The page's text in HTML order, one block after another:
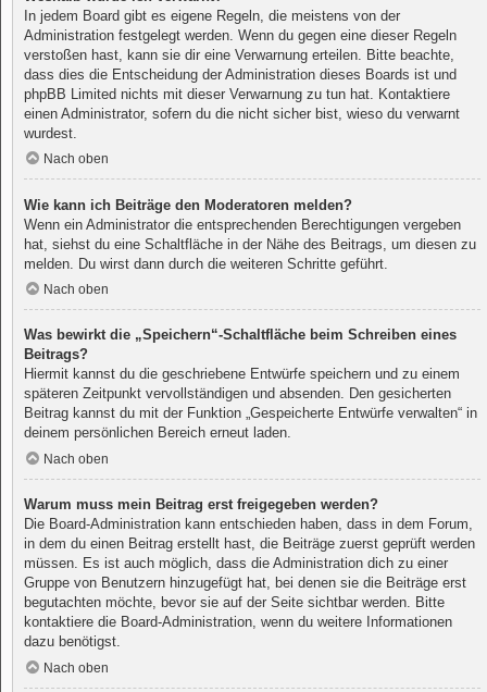
In jedem Board gibt es eigene Regeln, die meistens von der
Administration festgelegt werden. Wenn du gegen eine dieser Regeln
verstoßen hast, kann sie dir eine Verwarnung erteilen. Bitte beachte,
dass dies die Entscheidung der Administration dieses Boards ist und
phpBB Limited nichts mit dieser Verwarnung zu tun hat. Kontaktiere
einen Administrator, sofern du die nicht sicher bist, wieso du verwarnt
wurdest.
Nach oben
Wie kann ich Beiträge den Moderatoren melden?
Wenn ein Administrator die entsprechenden Berechtigungen vergeben
hat, siehst du eine Schaltfläche in der Nähe des Beitrags, um diesen zu
melden. Du wirst dann durch die weiteren Schritte geführt.
Nach oben
Was bewirkt die „Speichern“-Schaltfläche beim Schreiben eines
Beitrags?
Hiermit kannst du die geschriebene Entwürfe speichern und zu einem
späteren Zeitpunkt vervollständigen und absenden. Den gesicherten
Beitrag kannst du mit der Funktion „Gespeicherte Entwürfe verwalten“ in
deinem persönlichen Bereich erneut laden.
Nach oben
Warum muss mein Beitrag erst freigegeben werden?
Die Board-Administration kann entschieden haben, dass in dem Forum,
in dem du einen Beitrag erstellt hast, die Beiträge zuerst geprüft werden
müssen. Es ist auch möglich, dass die Administration dich zu einer
Gruppe von Benutzern hinzugefügt hat, bei denen sie die Beiträge erst
begutachten möchte, bevor sie auf der Seite sichtbar werden. Bitte
kontaktiere die Board-Administration, wenn du weitere Informationen
dazu benötigst.
Nach oben